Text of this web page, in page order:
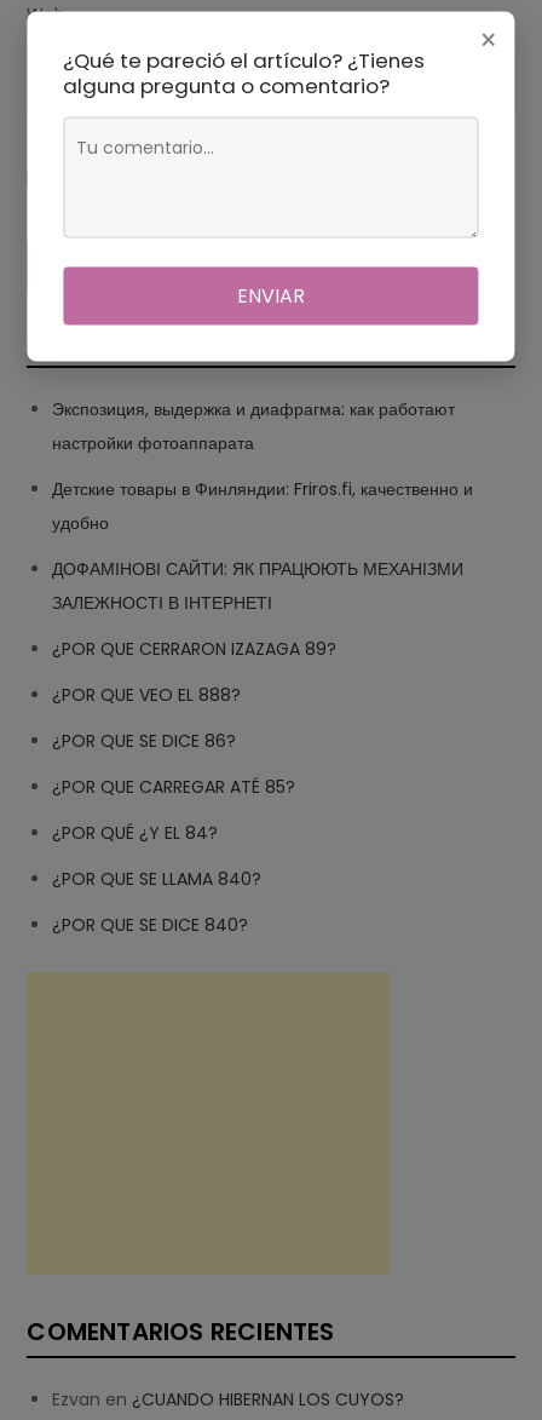
Web
Экспозиция, выдержка и диафрагма: как работают
настройки фотоаппарата
Детские товары в Финляндии: Friros.fi, качественно и
удобно
ДОФАМІНОВІ САЙТИ: ЯК ПРАЦЮЮТЬ МЕХАНІЗМИ
ЗАЛЕЖНОСТІ В ІНТЕРНЕТІ
¿POR QUE CERRARON IZAZAGA 89?
¿POR QUE VEO EL 888?
¿POR QUE SE DICE 86?
¿POR QUE CARREGAR ATÉ 85?
¿POR QUÉ ¿Y EL 84?
¿POR QUE SE LLAMA 840?
¿POR QUE SE DICE 840?
COMENTARIOS RECIENTES
Ezvan en ¿CUANDO HIBERNAN LOS CUYOS?
×
¿Qué te pareció el artículo? ¿Tienes
alguna pregunta o comentario?
ENVIAR